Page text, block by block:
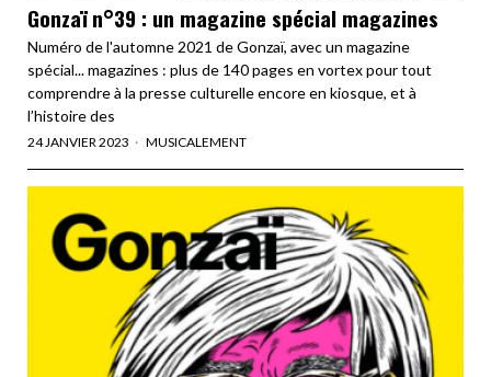
Gonzaï n°39 : un magazine spécial magazines
Numéro de l'automne 2021 de Gonzaï, avec un magazine
spécial... magazines : plus de 140 pages en vortex pour tout
comprendre à la presse culturelle encore en kiosque, et à
l’histoire des
24 JANVIER 2023 MUSICALEMENT